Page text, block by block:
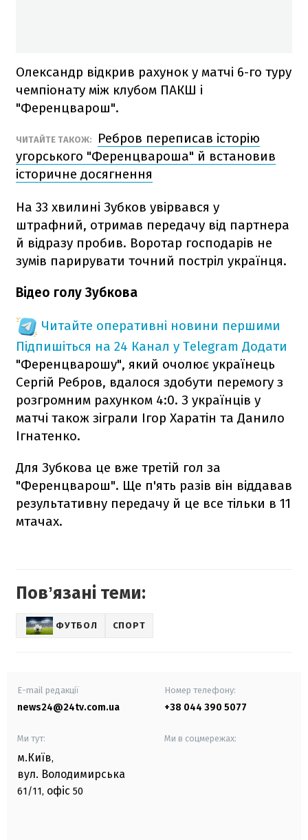
Олександр відкрив рахунок у матчі 6-го туру
чемпіонату між клубом ПАКШ і
"Ференцварош".
ЧИТАЙТЕ ТАКОЖ:
Ребров переписав історію
угорського "Ференцвароша" й встановив
історичне досягнення
На 33 хвилині Зубков увірвався у
штрафний, отримав передачу від партнера
й відразу пробив. Воротар господарів не
зумів парирувати точний постріл українця.
Відео голу Зубкова
Читайте оперативні новини першими
Підпишіться на 24 Канал у Telegram Додати
"Ференцварошу", який очолює українець
Сергій Ребров, вдалося здобути перемогу з
розгромним рахунком 4:0. З українців у
матчі також зіграли Ігор Харатін та Данило
Ігнатенко.
Для Зубкова це вже третій гол за
"Ференцварош". Ще п'ять разів він віддавав
результативну передачу й це все тільки в 11
мтачах.
Повʼязані теми:
ФУТБОЛ СПОРТ
E-mail редакції
news24@24tv.com.ua
Номер телефону:
+38 044 390 5077
Ми тут:
м.Київ,
вул. Володимирська
61/11, офіс 50
Ми в соцмережах: